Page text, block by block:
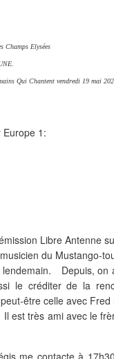
Champs Elysées
Qui Chantent vendredi 19 mai
1:
Libre Antenne
du Mustango-
Depuis, on
le créditer de la
être celle avec
est très ami avec le
me contacte à